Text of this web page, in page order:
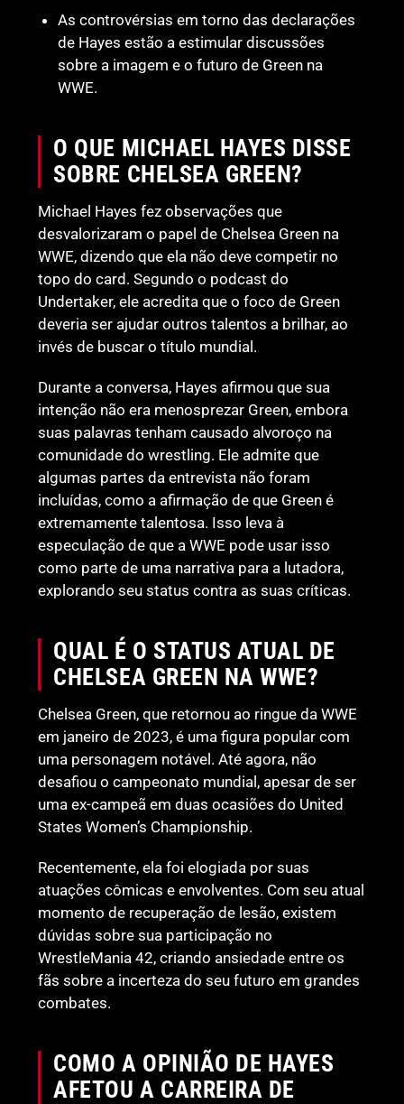
As controvérsias em torno das declarações
de Hayes estão a estimular discussões
sobre a imagem e o futuro de Green na
WWE.
O QUE MICHAEL HAYES DISSE
SOBRE CHELSEA GREEN?
Michael Hayes fez observações que
desvalorizaram o papel de Chelsea Green na
WWE, dizendo que ela não deve competir no
topo do card. Segundo o podcast do
Undertaker, ele acredita que o foco de Green
deveria ser ajudar outros talentos a brilhar, ao
invés de buscar o título mundial.
Durante a conversa, Hayes afirmou que sua
intenção não era menosprezar Green, embora
suas palavras tenham causado alvoroço na
comunidade do wrestling. Ele admite que
algumas partes da entrevista não foram
incluídas, como a afirmação de que Green é
extremamente talentosa. Isso leva à
especulação de que a WWE pode usar isso
como parte de uma narrativa para a lutadora,
explorando seu status contra as suas críticas.
QUAL É O STATUS ATUAL DE
CHELSEA GREEN NA WWE?
Chelsea Green, que retornou ao ringue da WWE
em janeiro de 2023, é uma figura popular com
uma personagem notável. Até agora, não
desafiou o campeonato mundial, apesar de ser
uma ex-campeã em duas ocasiões do United
States Women’s Championship.
Recentemente, ela foi elogiada por suas
atuações cômicas e envolventes. Com seu atual
momento de recuperação de lesão, existem
dúvidas sobre sua participação no
WrestleMania 42, criando ansiedade entre os
fãs sobre a incerteza do seu futuro em grandes
combates.
COMO A OPINIÃO DE HAYES
AFETOU A CARREIRA DE